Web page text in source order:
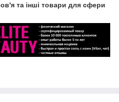
та інші товари для сфери